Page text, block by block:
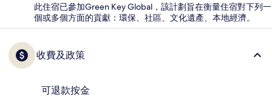
此住宿已參加Green Key Global，該計劃旨在衡量住宿對下列一
個或多個方面的貢獻：環保、社區、文化遺產、本地經濟。
收費及政策
可退款按金